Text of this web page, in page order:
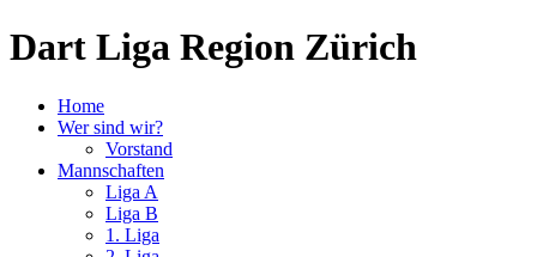
Dart Liga Region Zürich
Home
Wer sind wir?
Vorstand
Mannschaften
Liga A
Liga B
1. Liga